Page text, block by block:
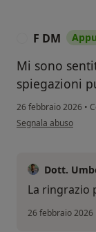
F DM
Mi sono
spiegazioni
26 febbraio 2026 •
secondo l'opinione
Segnala abuso
Dott.
La ringrazio
26 febbraio 2026